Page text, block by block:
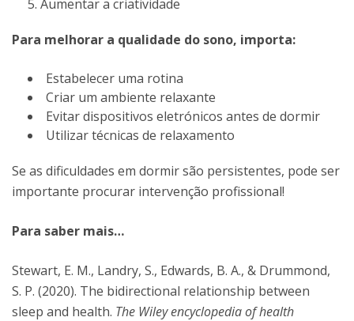
Aumentar a criatividade
Para melhorar a qualidade do sono, importa:
Estabelecer uma rotina
Criar um ambiente relaxante
Evitar dispositivos eletrónicos antes de dormir
Utilizar técnicas de relaxamento
Se as dificuldades em dormir são persistentes, pode ser
importante procurar intervenção profissional!
Para saber mais…
Stewart, E. M., Landry, S., Edwards, B. A., & Drummond,
S. P. (2020). The bidirectional relationship between
sleep and health. The Wiley encyclopedia of health